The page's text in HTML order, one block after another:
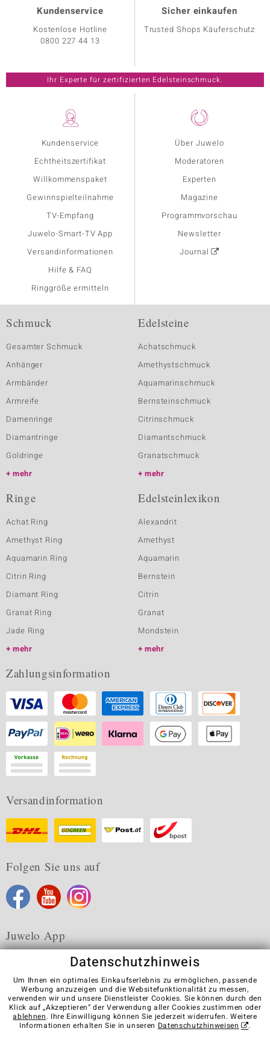
Kundenservice
Echtheitszertifikat
Willkommenspaket
Gewinnspielteilnahme
TV-Empfang
Juwelo-Smart-TV App
Versandinformationen
Hilfe & FAQ
Ringgröße ermitteln
Über Juwelo
Moderatoren
Experten
Magazine
Programmvorschau
Newsletter
Journal
Kundenservice
Kostenlose Hotline
0800 227 44 13
Sicher einkaufen
Trusted Shops Käuferschutz
Ihr Experte für zertifizierten Edelsteinschmuck.
Schmuck
Gesamter Schmuck
Anhänger
Armbänder
Armreife
Damenringe
Diamantringe
Goldringe
mehr
Edelsteine
Achatschmuck
Amethystschmuck
Aquamarinschmuck
Bernsteinschmuck
Citrinschmuck
Diamantschmuck
Granatschmuck
mehr
Ringe
Achat Ring
Amethyst Ring
Aquamarin Ring
Citrin Ring
Diamant Ring
Granat Ring
Jade Ring
mehr
Edelsteinlexikon
Alexandrit
Amethyst
Aquamarin
Bernstein
Citrin
Granat
Mondstein
mehr
Zahlungsinformation
Versandinformation
Folgen Sie uns auf
Juwelo App
Karriere AGB Datenschutz Cookies
Impressum
Kontakt
Vertrag widerrufen
Datenschutzhinweis
Um Ihnen ein optimales Einkaufserlebnis zu ermöglichen, passende
Werbung anzuzeigen und die Websitefunktionalität zu messen,
verwenden wir und unsere Dienstleister Cookies. Sie können durch den
Klick auf „Akzeptieren“ der Verwendung aller Cookies zustimmen oder
ablehnen. Ihre Einwilligung können Sie jederzeit widerrufen. Weitere
Informationen erhalten Sie in unseren Datenschutzhinweisen .